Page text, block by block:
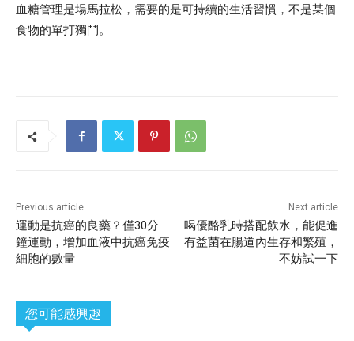
血糖管理是場馬拉松，需要的是可持續的生活習慣，不是某個
食物的單打獨鬥。
Previous article
運動是抗癌的良藥？僅30分
鐘運動，增加血液中抗癌免疫
細胞的數量
Next article
喝優酪乳時搭配飲水，能促進
有益菌在腸道內生存和繁殖，
不妨試一下
您可能感興趣